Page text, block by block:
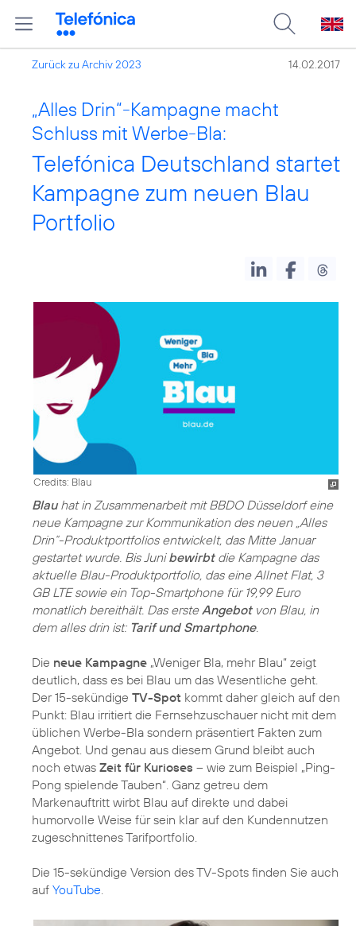
Zurück zu Archiv 2023 14.02.2017
„Alles Drin“-Kampagne macht
Schluss mit Werbe-Bla:
Telefónica Deutschland startet
Kampagne zum neuen Blau
Portfolio
Credits: Blau
Blauhat in Zusammenarbeit mit BBDO Düsseldorf eine
neue Kampagne zur Kommunikation des neuen „Alles
Drin“-Produktportfolios entwickelt, das Mitte Januar
gestartet wurde. Bis Junibewirbtdie Kampagne das
aktuelle Blau-Produktportfolio, das eine Allnet Flat, 3
GB LTE sowie ein Top-Smartphone für 19,99 Euro
monatlich bereithält. Das ersteAngebotvon Blau, in
dem alles drin ist: Tarif und Smartphone.
Die neue Kampagne „Weniger Bla, mehr Blau“ zeigt
deutlich, dass es bei Blau um das Wesentliche geht.
Der 15-sekündige TV-Spot kommt daher gleich auf den
Punkt: Blau irritiert die Fernsehzuschauer nicht mit dem
üblichen Werbe-Bla sondern präsentiert Fakten zum
Angebot. Und genau aus diesem Grund bleibt auch
noch etwas Zeit für Kurioses – wie zum Beispiel „Ping-
Pong spielende Tauben“. Ganz getreu dem
Markenauftritt wirbt Blau auf direkte und dabei
humorvolle Weise für sein klar auf den Kundennutzen
zugeschnittenes Tarifportfolio.
Die 15-sekündige Version des TV-Spots finden Sie auch
auf YouTube